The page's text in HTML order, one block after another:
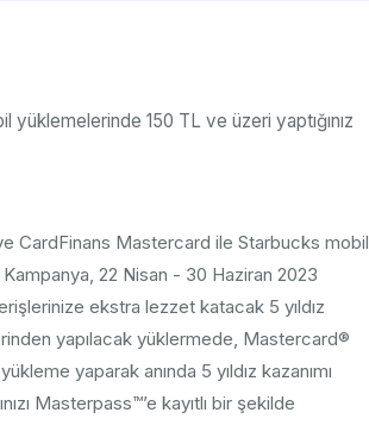
150 TL ve üzeri yaptığınız
CardFinans Mastercard ile Starbucks mobil
22 Nisan - 30 Haziran 2023
ekstra lezzet katacak 5 yıldız
yapılacak yüklermede, Mastercard®
yaparak anında 5 yıldız kazanımı
Masterpass™’e kayıtlı bir şekilde